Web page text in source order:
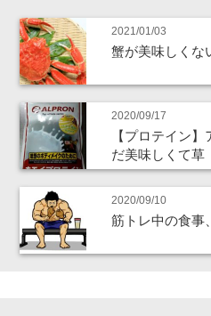
2021/01/03
蟹が美味しくな
2020/09/17
【プロテイン
だ美味しくて草
2020/09/10
筋トレ中の食事